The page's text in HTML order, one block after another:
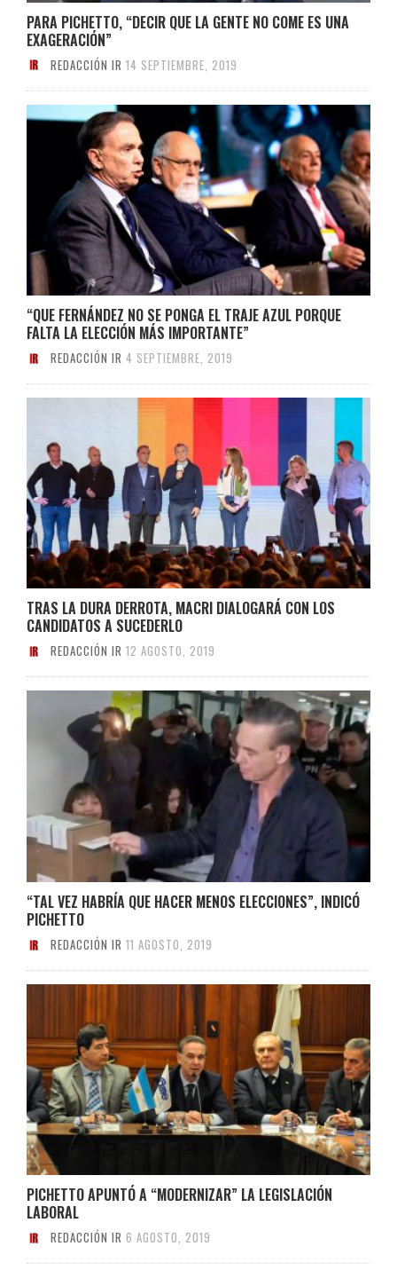
PARA PICHETTO, “DECIR QUE LA GENTE NO COME ES UNA
EXAGERACIÓN”
REDACCIÓN IR 14 SEPTIEMBRE, 2019
“QUE FERNÁNDEZ NO SE PONGA EL TRAJE AZUL PORQUE
FALTA LA ELECCIÓN MÁS IMPORTANTE”
REDACCIÓN IR 4 SEPTIEMBRE, 2019
TRAS LA DURA DERROTA, MACRI DIALOGARÁ CON LOS
CANDIDATOS A SUCEDERLO
REDACCIÓN IR 12 AGOSTO, 2019
“TAL VEZ HABRÍA QUE HACER MENOS ELECCIONES”, INDICÓ
PICHETTO
REDACCIÓN IR 11 AGOSTO, 2019
PICHETTO APUNTÓ A “MODERNIZAR” LA LEGISLACIÓN
LABORAL
REDACCIÓN IR 6 AGOSTO, 2019